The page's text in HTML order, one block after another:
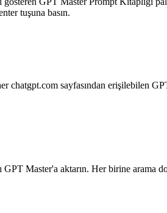
tuşuna basın.
chatgpt.com sayfasından erişilebilen
Master'a aktarın. Her birine